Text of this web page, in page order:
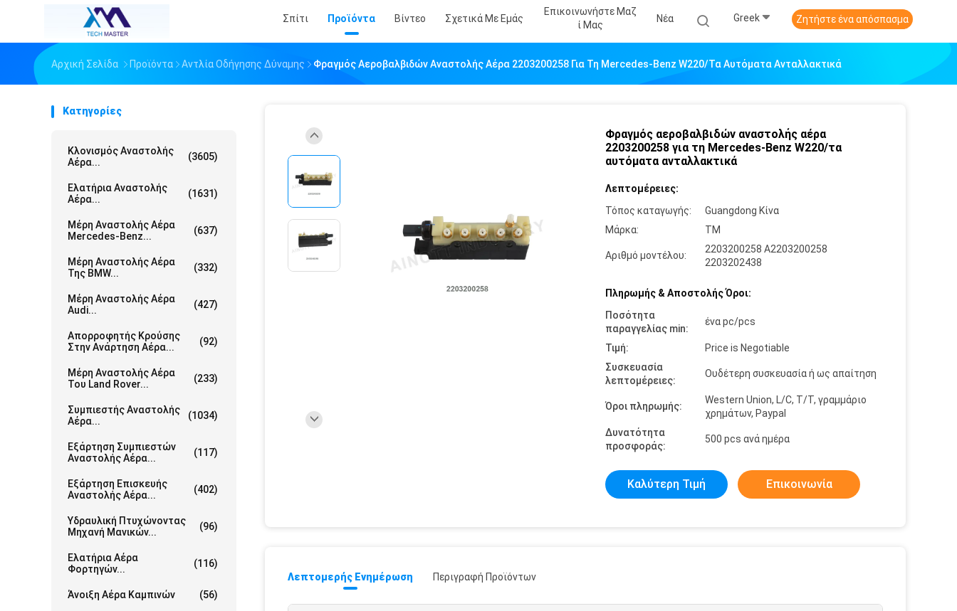
Σπίτι Προϊόντα Βίντεο Σχετικά Με Εμάς
Επικοινωνήστε Μαζ
Ί Μας
Νέα Greek Ζητήστε ένα απόσπασμα
Αρχική Σελίδα Προϊόντα Αντλία Οδήγησης Δύναμης Φραγμός Αεροβαλβιδών Αναστολής Αέρα 2203200258 Για Τη Mercedes-Benz W220/τα Αυτόματα Ανταλλακτικά
Κατηγορίες
Κλονισμός Αναστολής
Αέρα...
(3605)
Ελατήρια Αναστολής
Αέρα...
(1631)
Μέρη Αναστολής Αέρα
Mercedes-Benz...
(637)
Μέρη Αναστολής Αέρα
Της BMW...
(332)
Μέρη Αναστολής Αέρα
Audi...
(427)
Απορροφητής Κρούσης
Στην Ανάρτηση Αέρα...
(92)
Μέρη Αναστολής Αέρα
Του Land Rover...
(233)
Συμπιεστής Αναστολής
Αέρα...
(1034)
Εξάρτηση Συμπιεστών
Αναστολής Αέρα...
(117)
Εξάρτηση Επισκευής
Αναστολής Αέρα...
(402)
Υδραυλική Πτυχώνοντας
Μηχανή Μανικών...
(96)
Ελατήρια Αέρα
Φορτηγών...
(116)
Άνοιξη Αέρα Καμπινών (56)
Φραγμός αεροβαλβιδών αναστολής αέρα
2203200258 για τη Mercedes-Benz W220/τα
αυτόματα ανταλλακτικά
Λεπτομέρειες:
Τόπος καταγωγής:
Guangdong Κίνα
Μάρκα:
TM
Αριθμό μοντέλου:
2203200258 A2203200258
2203202438
Πληρωμής & Αποστολής Όροι:
Ποσότητα
παραγγελίας min:
ένα pc/pcs
Τιμή:
Price is Negotiable
Συσκευασία
λεπτομέρειες:
Ουδέτερη συσκευασία ή ως απαίτηση
Όροι πληρωμής:
Western Union, L/C, T/T, γραμμάριο
χρημάτων, Paypal
Δυνατότητα
προσφοράς:
500 pcs ανά ημέρα
Καλύτερη Τιμή Επικοινωνία
Λεπτομερής Ενημέρωση Περιγραφή Προϊόντων